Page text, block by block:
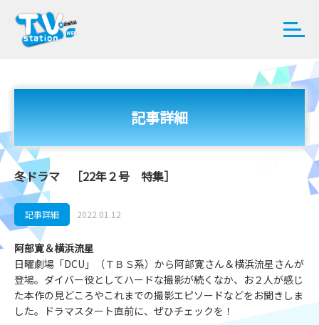
記事詳細
冬ドラマ ［22年２号 特集］
記事詳細 2022.01.12
阿部寛＆横浜流星
日曜劇場「DCU」（ＴＢＳ系）から阿部寛さん＆横浜流星さんが
登場。ダイバー役としてハードな撮影が続くなか、お２人が感じ
た本作の見どころやこれまでの撮影エピソードなどをお聞きしま
した。ドラマスタート直前に、ぜひチェックを！